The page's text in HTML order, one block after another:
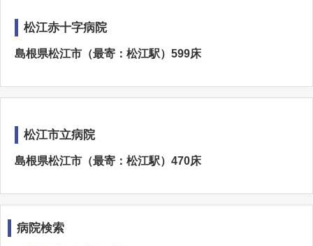
松江赤十字病院
島根県松江市（最寄：松江駅）599床
松江市立病院
島根県松江市（最寄：松江駅）470床
病院検索